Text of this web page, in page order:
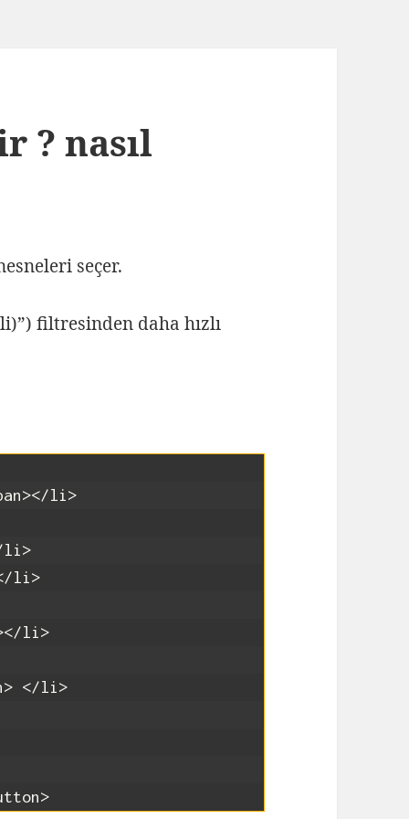
? nasıl
seçer.
filtresinden daha hızlı
</li>
li>
li>
</li>
</li>